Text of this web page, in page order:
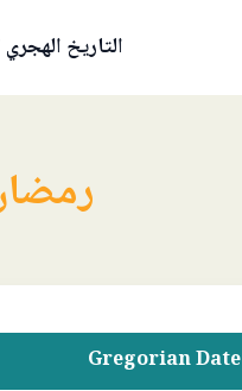
التاريخ الهجري
رمضان
Gregorian Date